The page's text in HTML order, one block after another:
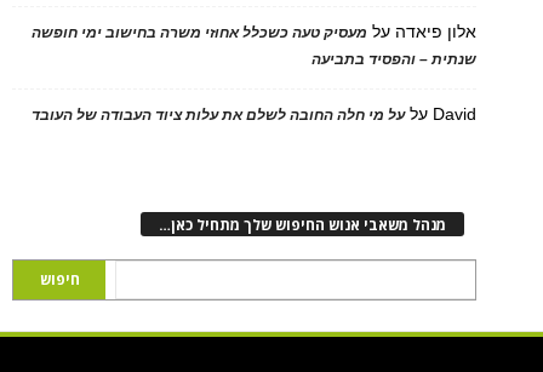
אלון פיאדה על מעסיק טעה כשכלל אחוזי משרה בחישוב ימי חופשה
שנתית – והפסיד בתביעה
David עלעל מי חלה החובה לשלם את עלות ציוד העבודה של העובד
מנהל משאבי אנוש החיפוש שלך מתחיל כאן…